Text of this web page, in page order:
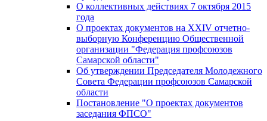
О коллективных действиях 7 октября 2015
года
О проектах документов на XXIV отчетно-
выборную Конференцию Общественной
организации "Федерация профсоюзов
Самарской области"
Об утверждении Председателя Молодежного
Совета Федерации профсоюзов Самарской
области
Постановление "О проектах документов
заседания ФПСО"